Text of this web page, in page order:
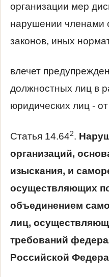
организации мер
нарушении членами
законов, иных
влечет
должностных лиц в
юридических лиц -
Статья 14.642.
организаций,
изыскания, и
осуществляющих
объединением
лиц,
требований
Российской